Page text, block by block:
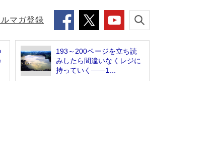
ルマガ登録
193～200ページを立ち読
みしたら間違いなくレジに
持っていく――1...